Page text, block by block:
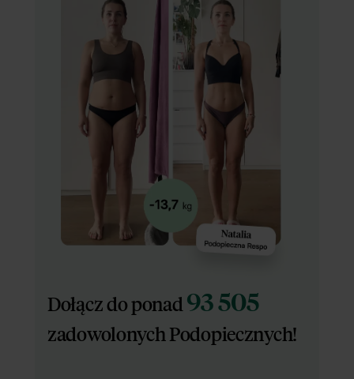
Dołącz do ponad93 505
zadowolonych Podopiecznych!